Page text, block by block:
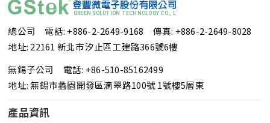
總公司 電話: +886-2-2649-9168
傳真: +886-2-2649-8028
地址: 22161 新北市汐止區工建路366號6樓
無錫子公司 電話: +86-510-85162499
地址: 無錫市蠡園開發區滴翠路100號 1號樓5層東
產品資訊